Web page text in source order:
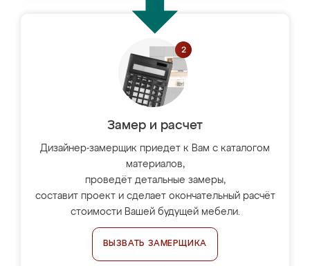
Замер и расчет
Дизайнер-замерщик приедет к Вам с каталогом
материалов,
проведёт детальные замеры,
составит проект и сделает окончательный расчёт
стоимости Вашей будущей мебели.
ВЫЗВАТЬ ЗАМЕРЩИКА